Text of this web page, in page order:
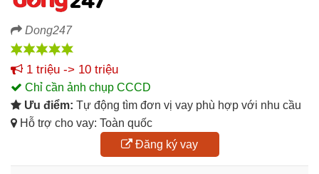
Dong247
1 triệu -> 10 triệu
Chỉ cần ảnh chụp CCCD
Ưu điểm: Tự động tìm đơn vị vay phù hợp với nhu cầu
Hỗ trợ cho vay: Toàn quốc
Đăng ký vay